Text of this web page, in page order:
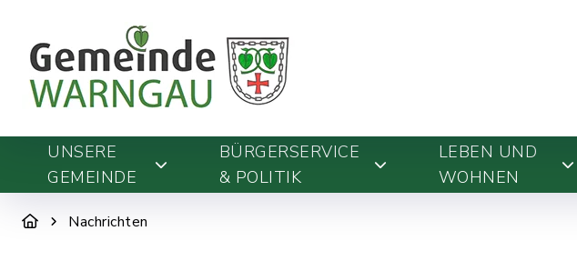
UNSERE
GEMEINDE
BÜRGERSERVICE
& POLITIK
LEBEN UND
WOHNEN
Nachrichten